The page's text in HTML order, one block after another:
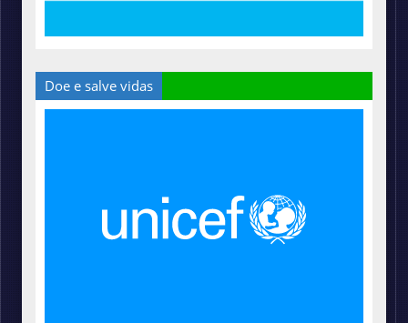
Doe e salve vidas